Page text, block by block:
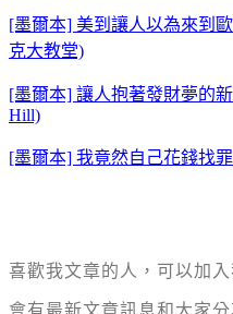
[墨爾本] 美到讓人以為來到歐
克大教堂)
[墨爾本] 讓人抱著發財夢的
Hill)
[墨爾本] 我竟然自己花錢找
喜歡我文章的人，可以加入
會有最新文章訊息和大家分